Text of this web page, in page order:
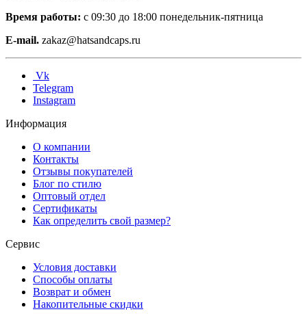
Время работы: с 09:30 до 18:00 понедельник-пятница
E-mail. zakaz@hatsandcaps.ru
Vk
Telegram
Instagram
Информация
О компании
Контакты
Отзывы покупателей
Блог по стилю
Оптовый отдел
Сертификаты
Как определить свой размер?
Сервис
Условия доставки
Способы оплаты
Возврат и обмен
Накопительные скидки